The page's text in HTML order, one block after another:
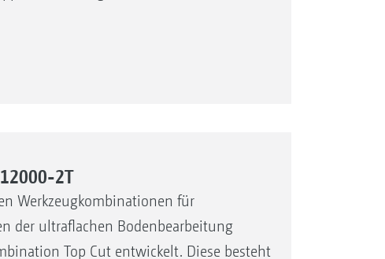
2T
Werkzeugkombinationen für
der ultraflachen Bodenbearbeitung
Top Cut entwickelt. Diese besteht